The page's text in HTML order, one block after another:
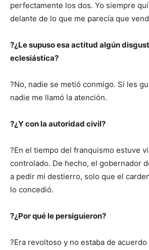
perfectamente los dos. Yo siempre
delante de lo que me parecía que
?¿Le supuso esa actitud algún
eclesiástica?
?No, nadie se metió conmigo. Si les
nadie me llamó la atención.
?¿Y con la autoridad civil?
?En el tiempo del franquismo estuve
controlado. De hecho, el gobernador
a pedir mi destierro, solo que el
lo concedió.
?¿Por qué le persiguieron?
?Era revoltoso y no estaba de